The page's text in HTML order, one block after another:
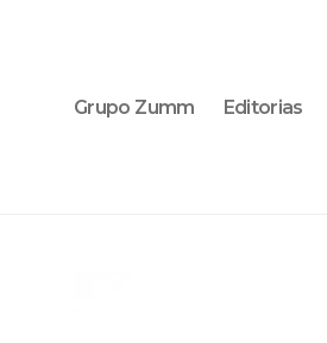
Grupo Zumm Editorias